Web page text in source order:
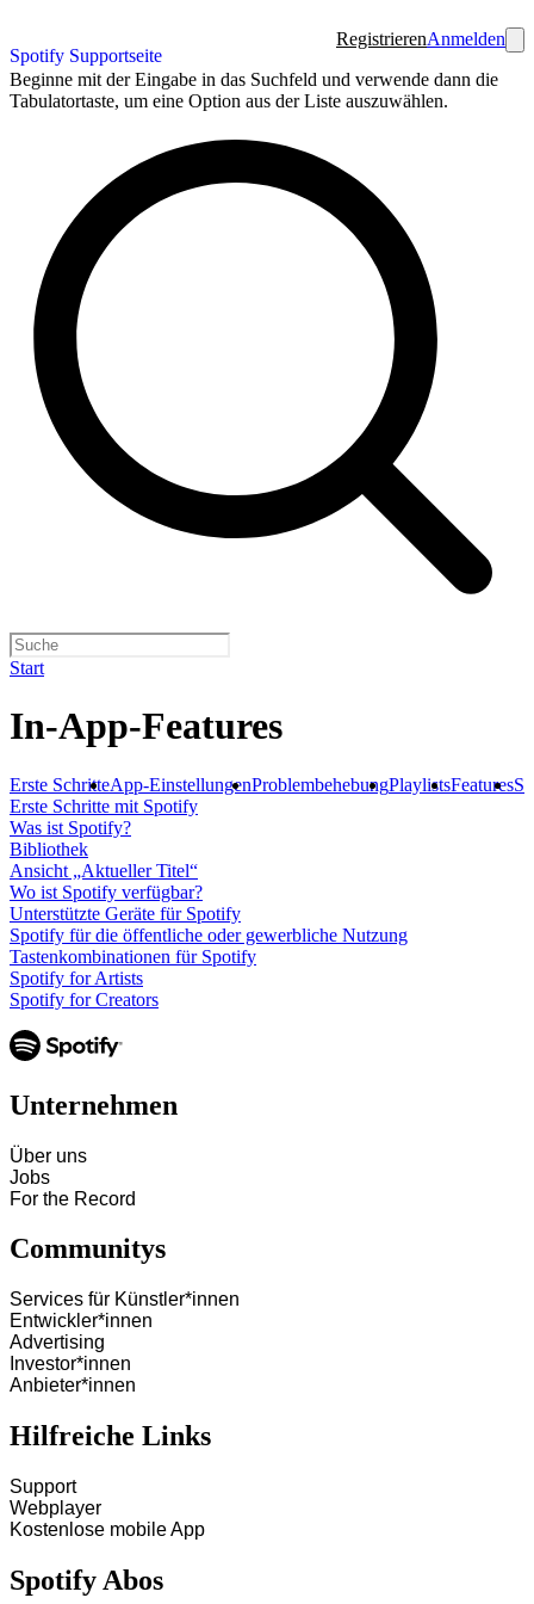
Spotify Supportseite
RegistrierenAnmelden
Beginne mit der Eingabe in das Suchfeld und verwende dann die
Tabulatortaste, um eine Option aus der Liste auszuwählen.
Start
In-App-Features
Erste SchritteApp-EinstellungenProblembehebungPlaylistsFeatures
Erste Schritte mit Spotify
Was ist Spotify?
Bibliothek
Ansicht „Aktueller Titel“
Wo ist Spotify verfügbar?
Unterstützte Geräte für Spotify
Spotify für die öffentliche oder gewerbliche Nutzung
Tastenkombinationen für Spotify
Spotify for Artists
Spotify for Creators
Unternehmen
Über uns
Jobs
For the Record
Communitys
Services für Künstler*innen
Entwickler*innen
Advertising
Investor*innen
Anbieter*innen
Hilfreiche Links
Support
Webplayer
Kostenlose mobile App
Spotify Abos